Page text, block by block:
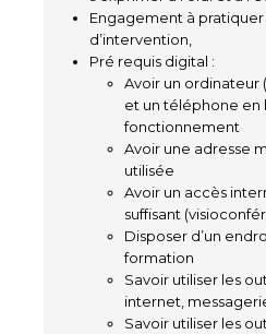
Engagement à
d’intervention,
Pré requis digital :
Avoir un ordinateur
et un téléphone en
fonctionnement
Avoir une adresse
utilisée
Avoir un accès
suffisant
Disposer d’un
formation
Savoir utiliser les
internet,
Savoir utiliser les